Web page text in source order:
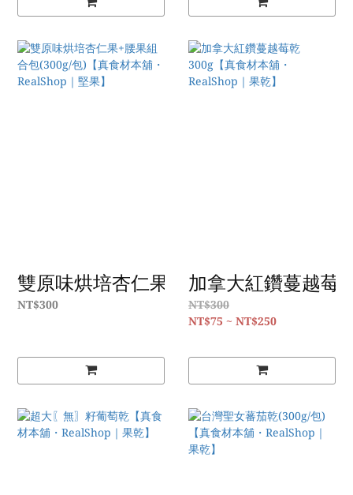
雙原味烘培杏仁果+腰果組合包(300g/包)
NT$300
加拿大紅鑽蔓越莓
NT$300
NT$75 ~ NT$250